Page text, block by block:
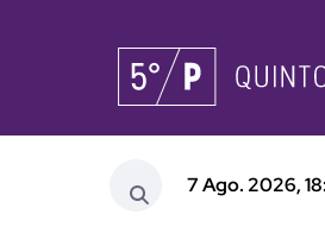
7 Ago. 2026,